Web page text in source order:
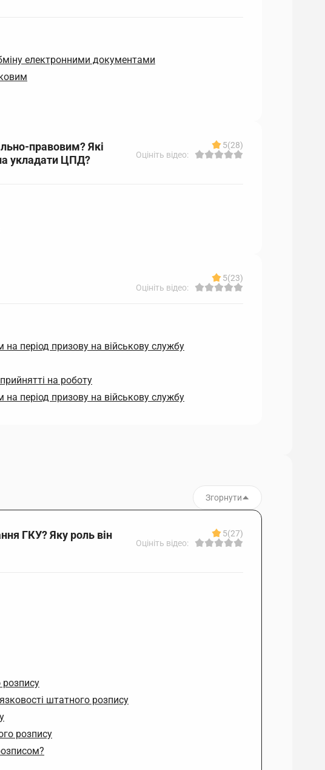
електронними документами
правовим? Які
укладати ЦПД?
5(28)
Оцініть відео:
5(23)
Оцініть відео:
період призову на військову службу
на роботу
період призову на військову службу
Згорнути
ГКУ? Яку роль він
5(27)
Оцініть відео:
штатного розпису
розпису